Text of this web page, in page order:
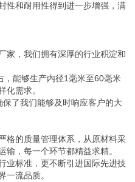
性和耐用性得到进一步增强，满
家，我们拥有深厚的行业积淀和
，能够生产内径1毫米至60毫米
化需求。
了我们能够及时响应客户的大
格的质量管理体系，从原材料采
输，每一个环节都精益求精。
业标准，更不断引进国际先进技
一流品质。